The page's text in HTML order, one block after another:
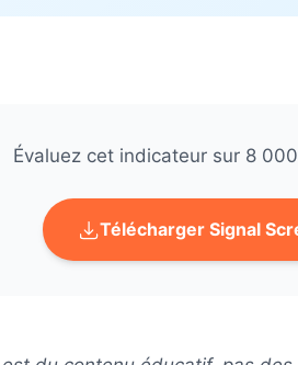
Évaluez cet indicateur sur 8
Télécharger Signal